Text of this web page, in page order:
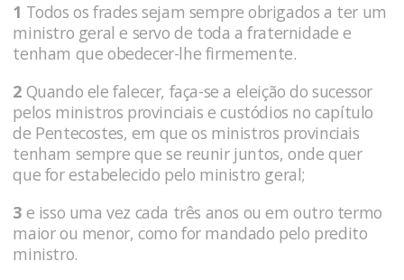
1 Todos os frades sejam sempre obrigados a ter um
ministro geral e servo de toda a fraternidade e
tenham que obedecer-lhe firmemente.
2 Quando ele falecer, faça-se a eleição do sucessor
pelos ministros provinciais e custódios no capítulo
de Pentecostes, em que os ministros provinciais
tenham sempre que se reunir juntos, onde quer
que for estabelecido pelo ministro geral;
3 e isso uma vez cada três anos ou em outro termo
maior ou menor, como for mandado pelo predito
ministro.